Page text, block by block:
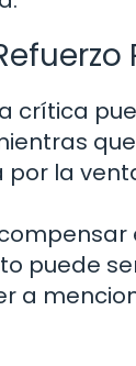
crítica
la
puede
a